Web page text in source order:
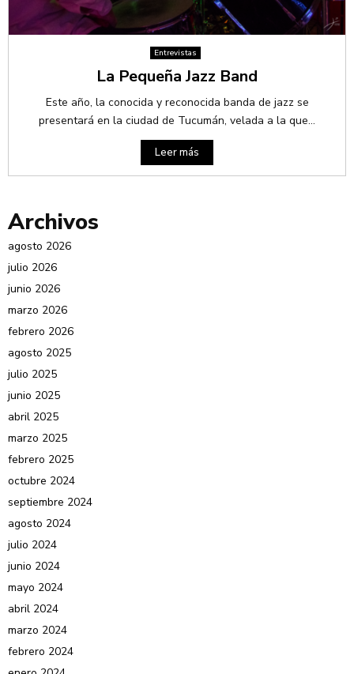
Entrevistas
La Pequeña Jazz Band
Este año, la conocida y reconocida banda de jazz se
presentará en la ciudad de Tucumán, velada a la que...
Leer más
Archivos
agosto 2026
julio 2026
junio 2026
marzo 2026
febrero 2026
agosto 2025
julio 2025
junio 2025
abril 2025
marzo 2025
febrero 2025
octubre 2024
septiembre 2024
agosto 2024
julio 2024
junio 2024
mayo 2024
abril 2024
marzo 2024
febrero 2024